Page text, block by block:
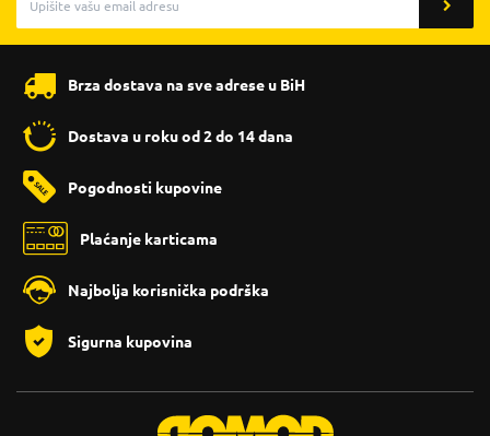
Brza dostava na sve adrese u BiH
Dostava u roku od 2 do 14 dana
Pogodnosti kupovine
Plaćanje karticama
Najbolja korisnička podrška
Sigurna kupovina